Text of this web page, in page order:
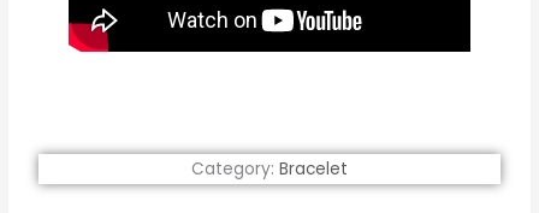
Category: Bracelet